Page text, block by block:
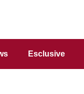
Esclusive